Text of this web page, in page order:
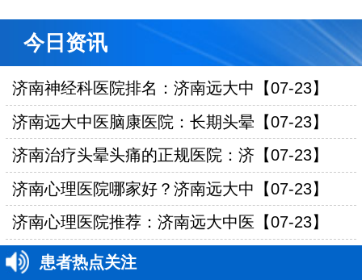
今日资讯
济南神经科医院排名：济南远大中【07-23】
济南远大中医脑康医院：长期头晕【07-23】
济南治疗头晕头痛的正规医院：济【07-23】
济南心理医院哪家好？济南远大中【07-23】
济南心理医院推荐：济南远大中医【07-23】
患者热点关注